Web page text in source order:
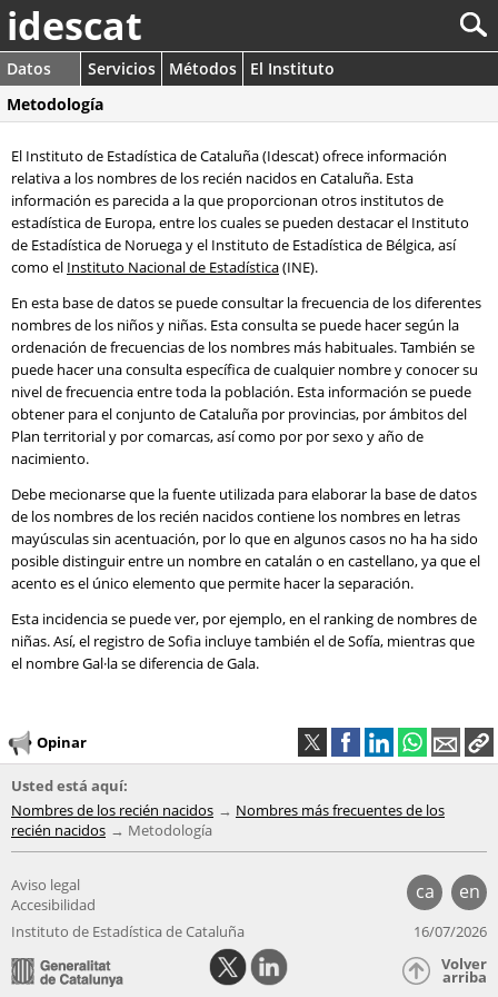
idescat
Datos Servicios Métodos
El Instituto
Metodología
El Instituto de Estadística de Cataluña (Idescat) ofrece información
relativa a los nombres de los recién nacidos en Cataluña. Esta
información es parecida a la que proporcionan otros institutos de
estadística de Europa, entre los cuales se pueden destacar el Instituto
de Estadística de Noruega y el Instituto de Estadística de Bélgica, así
como el Instituto Nacional de Estadística(INE).
En esta base de datos se puede consultar la frecuencia de los diferentes
nombres de los niños y niñas. Esta consulta se puede hacer según la
ordenación de frecuencias de los nombres más habituales. También se
puede hacer una consulta específica de cualquier nombre y conocer su
nivel de frecuencia entre toda la población. Esta información se puede
obtener para el conjunto de Cataluña por provincias, por ámbitos del
Plan territorial y por comarcas, así como por por sexo y año de
nacimiento.
Debe mecionarse que la fuente utilizada para elaborar la base de datos
de los nombres de los recién nacidos contiene los nombres en letras
mayúsculas sin acentuación, por lo que en algunos casos no ha ha sido
posible distinguir entre un nombre en catalán o en castellano, ya que el
acento es el único elemento que permite hacer la separación.
Esta incidencia se puede ver, por ejemplo, en el ranking de nombres de
niñas. Así, el registro de Sofia incluye también el de Sofía, mientras que
el nombre Gal·la se diferencia de Gala.
Opinar
Usted está aquí:
Nombres de los recién nacidos
Nombres más frecuentes de los
recién nacidos
Metodología
ca en
Aviso legal
Accesibilidad
Instituto de Estadística de Cataluña
16/07/2026
Volver
arriba